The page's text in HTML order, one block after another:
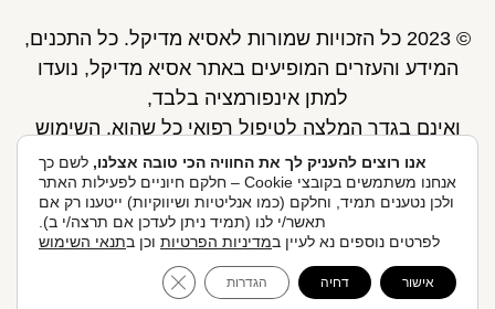
לקביעת תור אונליין
© 2023 כל הזכויות שמורות לאסיא מדיקל. כל התכנים,
המידע והעזרים המופיעים באתר אסיא מדיקל, נועדו
למתן אינפורמציה בלבד,
ואינם בגדר המלצה לטיפול רפואי כל שהוא. השימוש
באתר כפוף לתנאי השימוש ואינו מחליף את אחריות
הגולש לקבלת ייעוץ ע"י רופא.
פיתוח אתר: Skymaster
אנו רוצים להעניק לך את החוויה הכי טובה אצלנו, לשם כך
אנחנו משתמשים בקובצי Cookie – חלקם חיוניים לפעילות האתר
ולכן נטענים תמיד, וחלקם (כמו אנליטיות ושיווקיות) ייטענו רק אם
תאשר/י לנו (תמיד ניתן לעדכן אם תרצה/י ב).
לפרטים נוספים נא לעיין במדיניות הפרטיות וכן בתנאי השימוש
אישור דחיה הגדרות GDPR Cookie Banner